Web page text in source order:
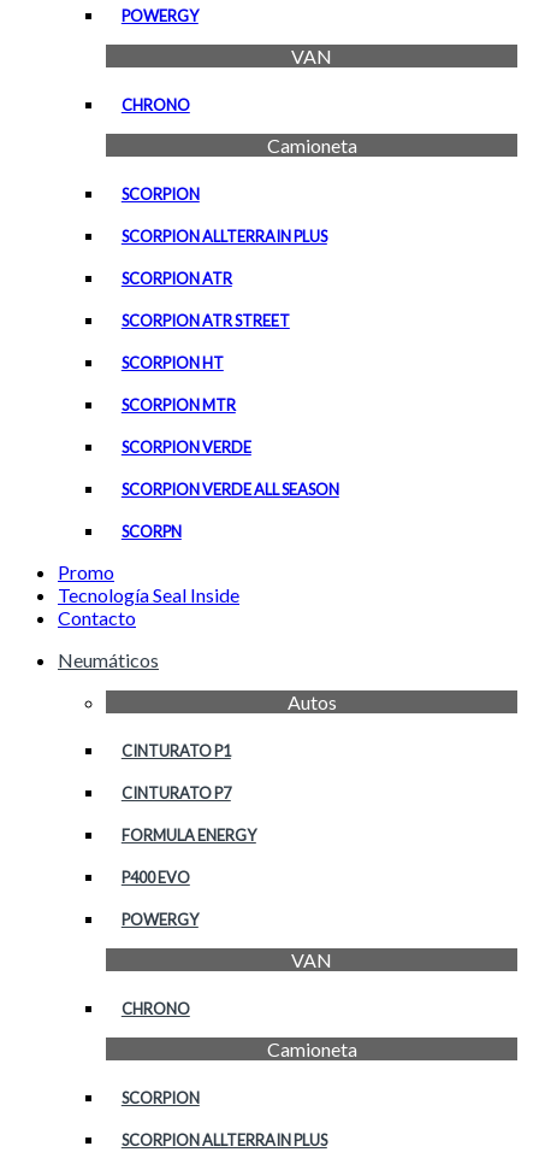
POWERGY
VAN
CHRONO
Camioneta
SCORPION
SCORPION ALLTERRAIN PLUS
SCORPION ATR
SCORPION ATR STREET
SCORPION HT
SCORPION MTR
SCORPION VERDE
SCORPION VERDE ALL SEASON
SCORPN
Promo
Tecnología Seal Inside
Contacto
Neumáticos
Autos
CINTURATO P1
CINTURATO P7
FORMULA ENERGY
P400 EVO
POWERGY
VAN
CHRONO
Camioneta
SCORPION
SCORPION ALLTERRAIN PLUS